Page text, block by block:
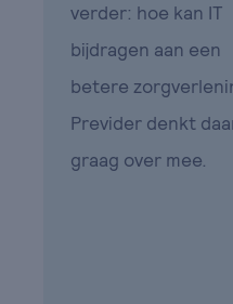
verder: hoe kan IT
bijdragen aan een
betere
Previder denkt
graag over mee.